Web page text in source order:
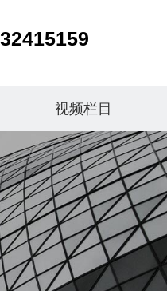
视频栏目